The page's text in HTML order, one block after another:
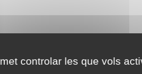
controlar les que vols